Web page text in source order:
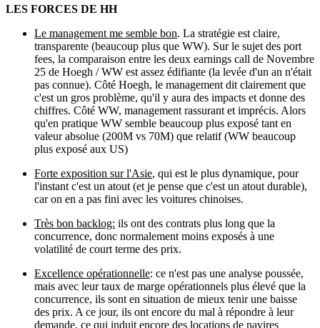
LES FORCES DE HH
Le management me semble bon. La stratégie est claire,
transparente (beaucoup plus que WW). Sur le sujet des port
fees, la comparaison entre les deux earnings call de Novembre
25 de Hoegh / WW est assez édifiante (la levée d'un an n'était
pas connue). Côté Hoegh, le management dit clairement que
c'est un gros problème, qu'il y aura des impacts et donne des
chiffres. Côté WW, management rassurant et imprécis. Alors
qu'en pratique WW semble beaucoup plus exposé tant en
valeur absolue (200M vs 70M) que relatif (WW beaucoup
plus exposé aux US)
Forte exposition sur l'Asie, qui est le plus dynamique, pour
l'instant c'est un atout (et je pense que c'est un atout durable),
car on en a pas fini avec les voitures chinoises.
Très bon backlog: ils ont des contrats plus long que la
concurrence, donc normalement moins exposés à une
volatilité de court terme des prix.
Excellence opérationnelle: ce n'est pas une analyse poussée,
mais avec leur taux de marge opérationnels plus élevé que la
concurrence, ils sont en situation de mieux tenir une baisse
des prix. A ce jour, ils ont encore du mal à répondre à leur
demande, ce qui induit encore des locations de navires